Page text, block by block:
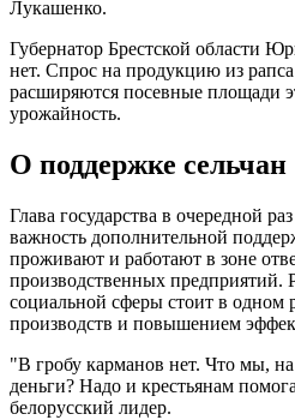
Лукашенко.
Губернатор Брестской области
нет. Спрос на продукцию из
расширяются посевные площади
урожайность.
О поддержке сельчан
Глава государства в очередной
важность дополнительной
проживают и работают в зоне
производственных предприятий.
социальной сферы стоит в одном
производств и повышением
"В гробу карманов нет. Что мы, на
деньги? Надо и крестьянам
белорусский лидер.